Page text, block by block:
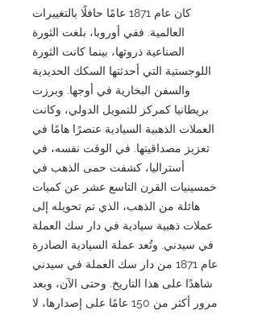
كان عام 1871 عامًا حافلًا بالتغييرات
العالمية. ففي أوروبا، بلغت الثورة
الصناعية ذروتها، بينما كانت الثورة
اللوجستية التي أحدثتها السكك الحديدية
والسفن البخارية في أوجها. وبرزت
بريطانيا كمركز للتمويل الدولي، وكانت
العملات الذهبية السيادية عنصرًا هامًا في
تعزيز مصداقيتها. في الوقت نفسه، في
أستراليا، كشفت حمى الذهب في
خمسينيات القرن التاسع عشر عن كميات
هائلة من الذهب، الذي تم تحويله إلى
عملات ذهبية سيادية في دار سك العملة
في سيدني. وتُعد عملة السيادية الصادرة
عام 1871 من دار سك العملة في سيدني
شاهدًا على هذا التاريخ. وحتى الآن، وبعد
مرور أكثر من 150 عامًا على إصدارها، لا